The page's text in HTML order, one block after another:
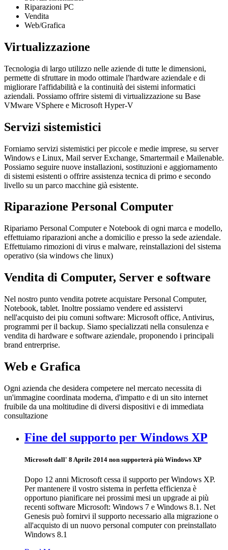
Riparazioni PC
Vendita
Web/Grafica
Virtualizzazione
Tecnologia di largo utilizzo nelle aziende di tutte le dimensioni,
permette di sfruttare in modo ottimale l'hardware aziendale e di
migliorare l'affidabilità e la continuità dei sistemi informatici
aziendali. Possiamo offrire sistemi di virtualizzazione su Base
VMware VSphere e Microsoft Hyper-V
Servizi sistemistici
Forniamo servizi sistemistici per piccole e medie imprese, su server
Windows e Linux, Mail server Exchange, Smartermail e Mailenable.
Possiamo seguire nuove installazioni, sostituzioni e aggiornamento
di sistemi esistenti o offrire assistenza tecnica di primo e secondo
livello su un parco macchine già esistente.
Riparazione Personal Computer
Ripariamo Personal Computer e Notebook di ogni marca e modello,
effettuiamo riparazioni anche a domicilio e presso la sede aziendale.
Effettuiamo rimozioni di virus e malware, reinstallazioni del sistema
operativo (sia windows che linux)
Vendita di Computer, Server e software
Nel nostro punto vendita potrete acquistare Personal Computer,
Notebook, tablet. Inoltre possiamo vendere ed assistervi
nell'acquisto dei piu comuni software: Microsoft office, Antivirus,
programmi per il backup. Siamo specializzati nella consulenza e
vendita di hardware e software aziendale, proponendo i principali
brand entrerprise.
Web e Grafica
Ogni azienda che desidera competere nel mercato necessita di
un'immagine coordinata moderna, d'impatto e di un sito internet
fruibile da una moltitudine di diversi dispositivi e di immediata
consultazione
Fine del supporto per Windows XP
Microsoft dall' 8 Aprile 2014 non supporterà più Windows XP
Dopo 12 anni Microsoft cessa il supporto per Windows XP.
Per mantenere il vostro sistema in perfetta efficienza è
opportuno pianificare nei prossimi mesi un upgrade ai più
recenti software Microsoft: Windows 7 e Windows 8.1. Net
Genesis può fornirvi il supporto necessario alla migrazione o
all'acquisto di un nuovo personal computer con preinstallato
Windows 8.1